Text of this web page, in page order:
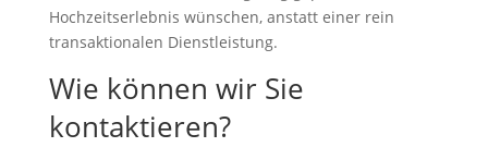
Hochzeitserlebnis wünschen, anstatt einer rein
transaktionalen Dienstleistung.
Wie können wir Sie
kontaktieren?